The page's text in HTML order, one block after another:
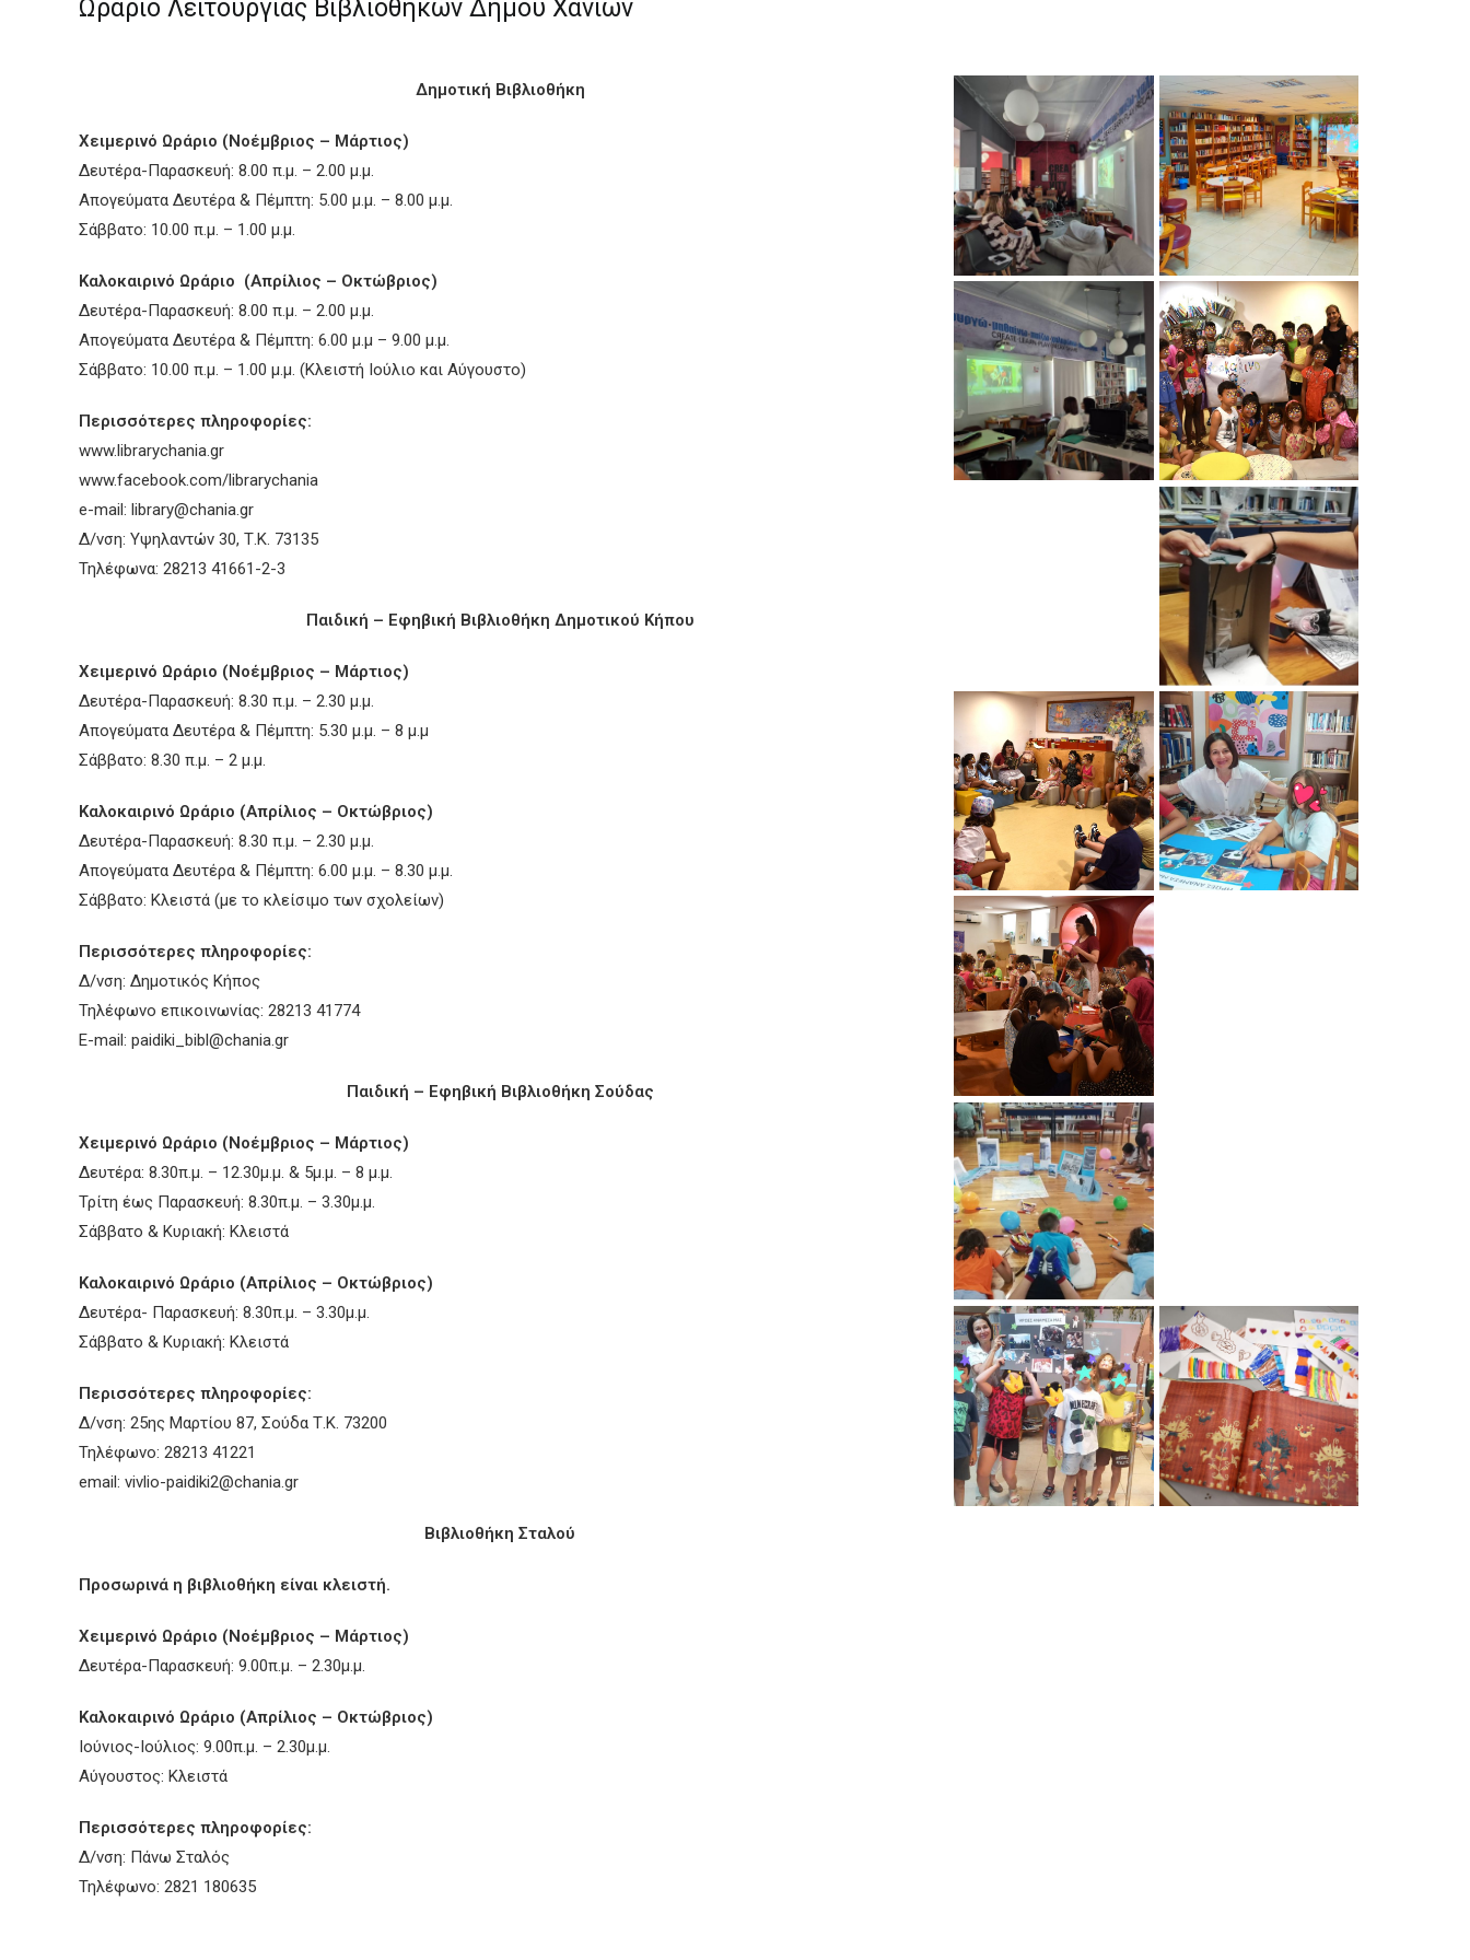
Ωράριο Λειτουργίας Βιβλιοθηκών Δήμου Χανίων
Δημοτική Βιβλιοθήκη
Χειμερινό Ωράριο (Νοέμβριος – Μάρτιος)
Δευτέρα-Παρασκευή: 8.00 π.μ. – 2.00 μ.μ.
Απογεύματα Δευτέρα & Πέμπτη: 5.00 μ.μ. – 8.00 μ.μ.
Σάββατο: 10.00 π.μ. – 1.00 μ.μ.
Καλοκαιρινό Ωράριο (Απρίλιος – Οκτώβριος)
Δευτέρα-Παρασκευή: 8.00 π.μ. – 2.00 μ.μ.
Απογεύματα Δευτέρα & Πέμπτη: 6.00 μ.μ – 9.00 μ.μ.
Σάββατο: 10.00 π.μ. – 1.00 μ.μ. (Κλειστή Ιούλιο και Αύγουστο)
Περισσότερες πληροφορίες:
www.librarychania.gr
www.facebook.com/librarychania
e-mail: library@chania.gr
Δ/νση: Υψηλαντών 30, Τ.Κ. 73135
Τηλέφωνα: 28213 41661-2-3
Παιδική – Εφηβική Βιβλιοθήκη Δημοτικού Κήπου
Χειμερινό Ωράριο (Νοέμβριος – Μάρτιος)
Δευτέρα-Παρασκευή: 8.30 π.μ. – 2.30 μ.μ.
Απογεύματα Δευτέρα & Πέμπτη: 5.30 μ.μ. – 8 μ.μ
Σάββατο: 8.30 π.μ. – 2 μ.μ.
Καλοκαιρινό Ωράριο (Απρίλιος – Οκτώβριος)
Δευτέρα-Παρασκευή: 8.30 π.μ. – 2.30 μ.μ.
Απογεύματα Δευτέρα & Πέμπτη: 6.00 μ.μ. – 8.30 μ.μ.
Σάββατο: Κλειστά (με το κλείσιμο των σχολείων)
Περισσότερες πληροφορίες:
Δ/νση: Δημοτικός Κήπος
Τηλέφωνο επικοινωνίας: 28213 41774
E-mail: paidiki_bibl@chania.gr
Παιδική – Εφηβική Βιβλιοθήκη Σούδας
Χειμερινό Ωράριο (Νοέμβριος – Μάρτιος)
Δευτέρα: 8.30π.μ. – 12.30μ.μ. & 5μ.μ. – 8 μ.μ.
Τρίτη έως Παρασκευή: 8.30π.μ. – 3.30μ.μ.
Σάββατο & Κυριακή: Κλειστά
Καλοκαιρινό Ωράριο (Απρίλιος – Οκτώβριος)
Δευτέρα- Παρασκευή: 8.30π.μ. – 3.30μ.μ.
Σάββατο & Κυριακή: Κλειστά
Περισσότερες πληροφορίες:
Δ/νση: 25ης Μαρτίου 87, Σούδα Τ.Κ. 73200
Τηλέφωνο: 28213 41221
email: vivlio-paidiki2@chania.gr
Βιβλιοθήκη Σταλού
Προσωρινά η βιβλιοθήκη είναι κλειστή.
Χειμερινό Ωράριο (Νοέμβριος – Μάρτιος)
Δευτέρα-Παρασκευή: 9.00π.μ. – 2.30μ.μ.
Καλοκαιρινό Ωράριο (Απρίλιος – Οκτώβριος)
Ιούνιος-Ιούλιος: 9.00π.μ. – 2.30μ.μ.
Αύγουστος: Κλειστά
Περισσότερες πληροφορίες:
Δ/νση: Πάνω Σταλός
Τηλέφωνο: 2821 180635